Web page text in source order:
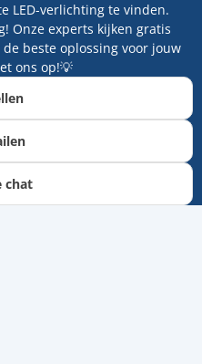
LED-verlichting te vinden.
Onze experts kijken gratis
beste oplossing voor jouw
ons op!💡
chat